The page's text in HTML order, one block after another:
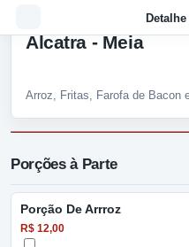
Alcatra - Meia
Arroz, Fritas, Farofa de Bacon
Porções à Parte
Porção De Arrroz
R$ 12,00